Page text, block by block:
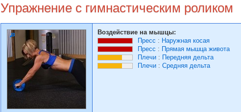
Упражнение с гимнастическим роликом
Воздействие на мышцы:
Пресс : Наружная косая
Пресс : Прямая мышца живота
Плечи : Передняя дельта
Плечи : Средняя дельта